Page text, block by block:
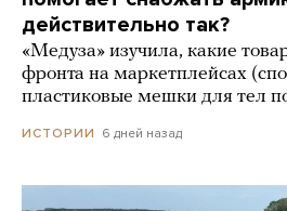
действительно так?
«Медуза» изучила, какие
фронта на маркетплейсах
пластиковые мешки для тел
ИСТОРИИ 6 дней назад